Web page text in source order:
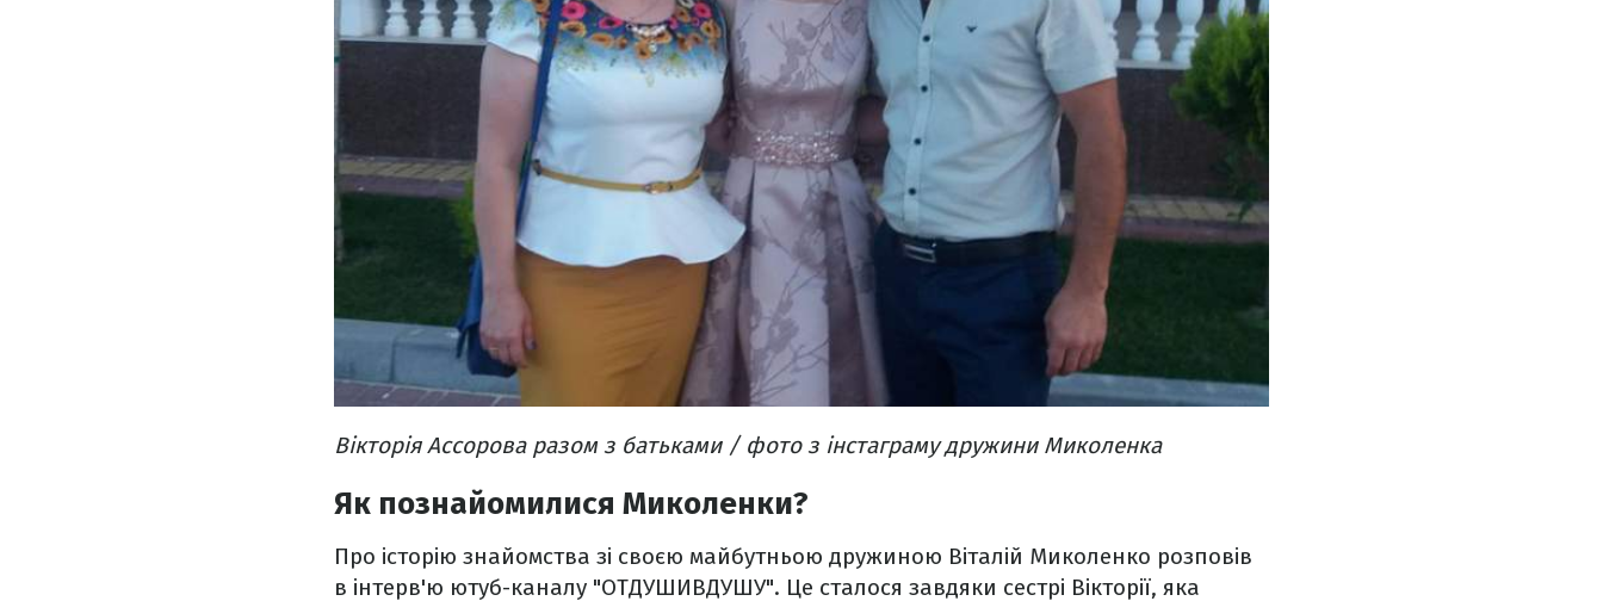
Вікторія Ассорова разом з батьками / фото з інстаграму дружини Миколенка
Як познайомилися Миколенки?
Про історію знайомства зі своєю майбутньою дружиною Віталій Миколенко розповів
в інтерв'ю ютуб-каналу "ОТДУШИВДУШУ". Це сталося завдяки сестрі Вікторії, яка